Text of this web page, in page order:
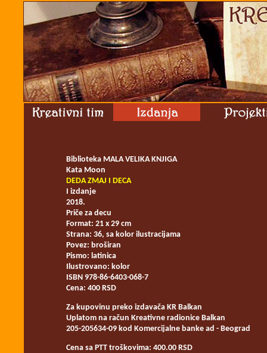
Biblioteka MALA VELIKA KNJIGA
Kata Moon
DEDA ZMAJ I DECA
I izdanje
2018.
Priče za decu
Format: 21 x 29 cm
Strana: 36, sa kolor ilustracijama
Povez: broširan
Pismo: latinica
Ilustrovano: kolor
ISBN 978-86-6403-068-7
Cena: 400 RSD
Za kupovinu preko izdavača KR Balkan
Uplatom na račun Kreativne radionice Balkan
205-205634-09 kod Komercijalne banke ad - Beograd
Cena sa PTT troškovima: 400.00 RSD